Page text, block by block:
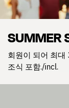
SUMMER
회원이 되어 최대
조식 포함./incl.